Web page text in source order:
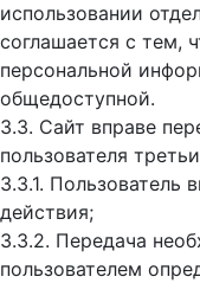
использовании
соглашается с тем,
персональной
общедоступной.
3.3. Сайт вправе
пользователя
3.3.1. Пользователь
действия;
3.3.2. Передача
пользователем